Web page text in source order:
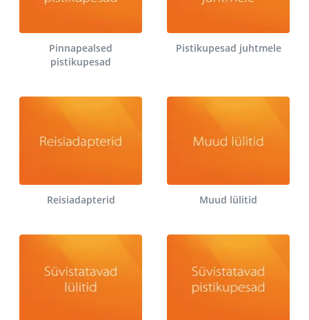
Pinnapealsed
pistikupesad
Pistikupesad juhtmele
Reisiadapterid Muud lülitid